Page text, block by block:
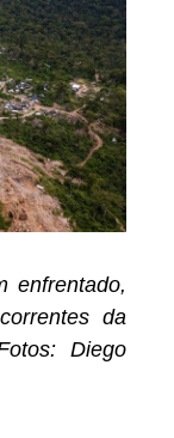
enfrentado,
da
Diego